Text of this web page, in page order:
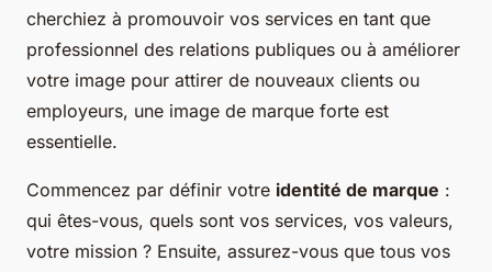
cherchiez à promouvoir vos services en tant que
professionnel des relations publiques ou à améliorer
votre image pour attirer de nouveaux clients ou
employeurs, une image de marque forte est
essentielle.
Commencez par définir votre identité de marque :
qui êtes-vous, quels sont vos services, vos valeurs,
votre mission ? Ensuite, assurez-vous que tous vos